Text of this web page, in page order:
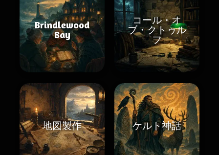
Brindlewood
Bay
コール・オ
ブ・クトゥル
フ
地図製作 ケルト神話